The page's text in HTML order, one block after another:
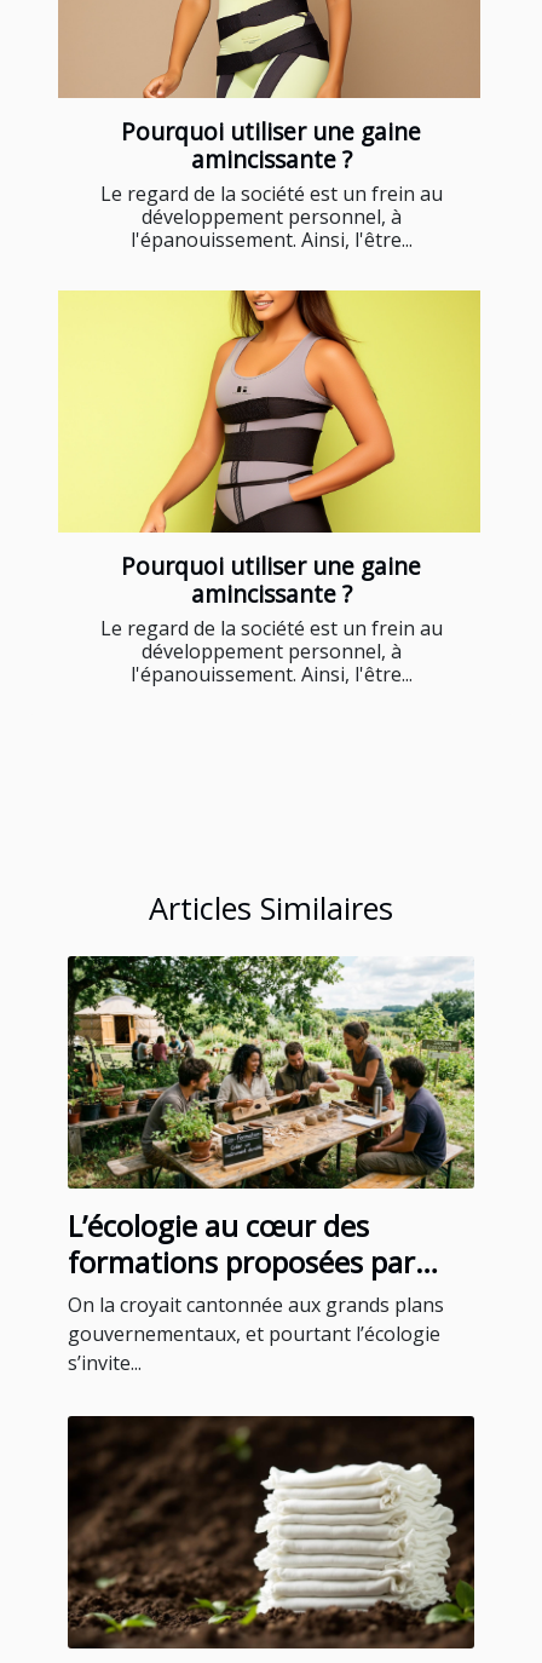
Pourquoi utiliser une gaine
amincissante ?
Le regard de la société est un frein au
développement personnel, à
l'épanouissement. Ainsi, l'être...
Pourquoi utiliser une gaine
amincissante ?
Le regard de la société est un frein au
développement personnel, à
l'épanouissement. Ainsi, l'être...
Articles Similaires
L’écologie au cœur des
formations proposées par
certains blogs instruments
On la croyait cantonnée aux grands plans
gouvernementaux, et pourtant l’écologie
s’invite...